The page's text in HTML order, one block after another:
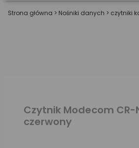
Strona główna > Nośniki danych > czytniki
Czytnik Modecom CR-
czerwony